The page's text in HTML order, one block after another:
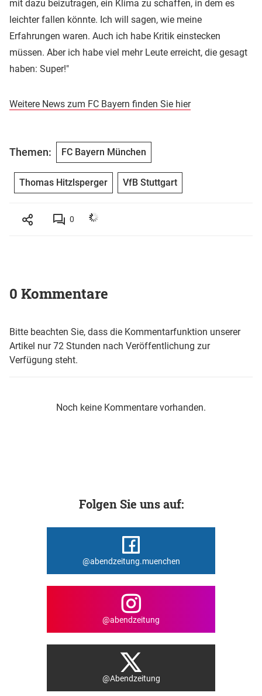
mit dazu beizutragen, ein Klima zu schaffen, in dem es
leichter fallen könnte. Ich will sagen, wie meine
Erfahrungen waren. Auch ich habe Kritik einstecken
müssen. Aber ich habe viel mehr Leute erreicht, die gesagt
haben: Super!"
Weitere News zum FC Bayern finden Sie hier
Themen: FC Bayern München
Thomas Hitzlsperger VfB Stuttgart
0
0 Kommentare
Bitte beachten Sie, dass die Kommentarfunktion unserer
Artikel nur 72 Stunden nach Veröffentlichung zur
Verfügung steht.
Noch keine Kommentare vorhanden.
Folgen Sie uns auf:
@abendzeitung.muenchen
@abendzeitung
@Abendzeitung